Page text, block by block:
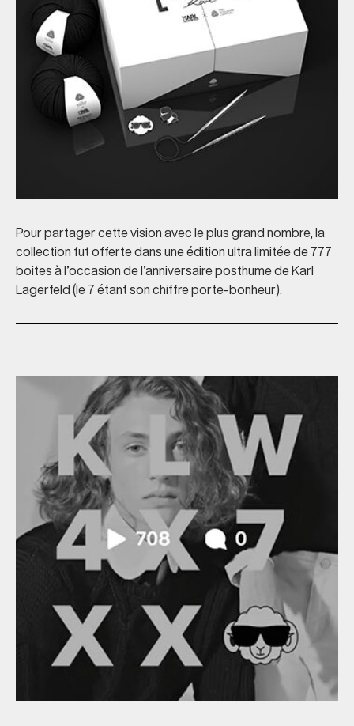
Pour partager cette vision avec le plus grand nombre, la
collection fut offerte dans une édition ultra limitée de 777
boites à l’occasion de l’anniversaire posthume de Karl
Lagerfeld (le 7 étant son chiffre porte-bonheur).